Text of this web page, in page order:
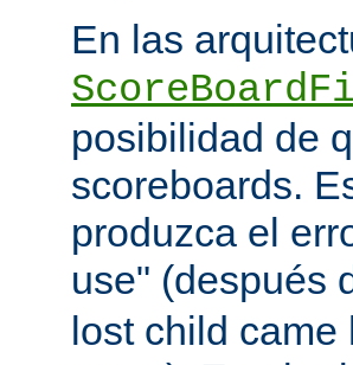
En las
posibilidad de
scoreboards.
produzca el
use" (después
lost child came